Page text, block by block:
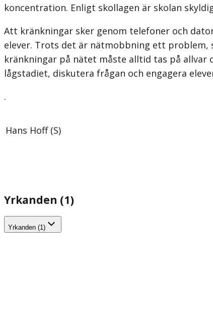
koncentration. Enligt skollagen är skolan
Att kränkningar sker genom telefoner och
elever. Trots det är nätmobbning ett
kränkningar på nätet måste alltid tas på
lågstadiet, diskutera frågan och engagera
.
Hans Hoff (S)
Yrkanden (1)
Yrkanden (1)